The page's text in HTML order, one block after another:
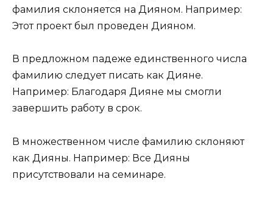
фамилия склоняется на Дияном. Например:
Этот проект был проведен Дияном.
В предложном падеже единственного числа
фамилию следует писать как Дияне.
Например: Благодаря Дияне мы смогли
завершить работу в срок.
В множественном числе фамилию склоняют
как Дияны. Например: Все Дияны
присутствовали на семинаре.